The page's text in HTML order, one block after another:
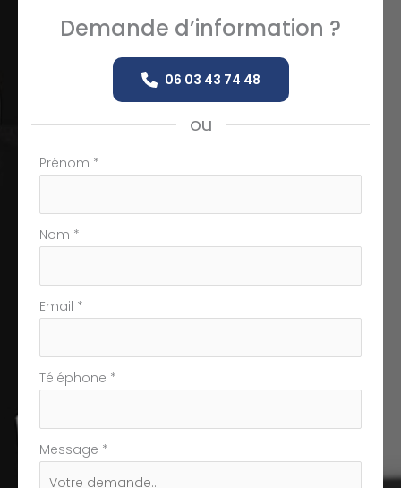
Demande d’information ?
06 03 43 74 48
ou
Formulaire
téléphone
Prénom *
Nom *
Email *
Téléphone *
Message *